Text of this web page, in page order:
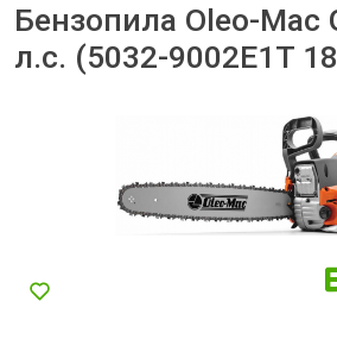
Бензопила Oleo-Mac
л.с. (5032-9002E1T